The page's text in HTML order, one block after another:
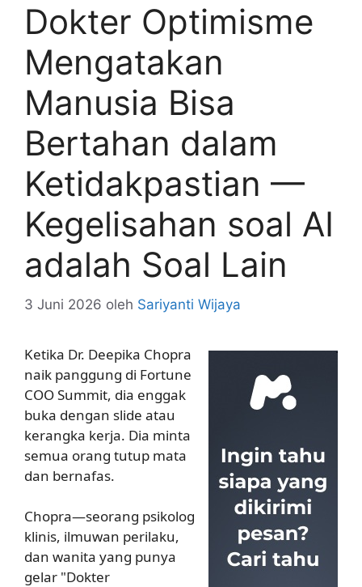
Dokter Optimisme
Mengatakan
Manusia Bisa
Bertahan dalam
Ketidakpastian —
Kegelisahan soal AI
adalah Soal Lain
3 Juni 2026 oleh Sariyanti Wijaya
Ketika Dr. Deepika Chopra
naik panggung di Fortune
COO Summit, dia enggak
buka dengan slide atau
kerangka kerja. Dia minta
semua orang tutup mata
dan bernafas.
Chopra—seorang psikolog
klinis, ilmuwan perilaku,
dan wanita yang punya
gelar "Dokter